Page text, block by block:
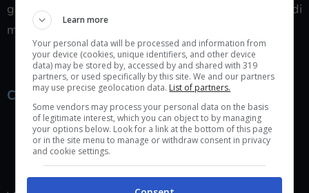
golem e pirati ed è tornata un luogo vivibile pieno di
mazzi diversi.
Conclusione
Learn more
Your personal data will be processed and information from
your device (cookies, unique identifiers, and other device
data) may be stored by, accessed by and shared with 319
partners, or used specifically by this site. We and our partners
may use precise geolocation data. List of partners.
Some vendors may process your personal data on the basis
of legitimate interest, which you can object to by managing
your options below. Look for a link at the bottom of this page
or in the site menu to manage or withdraw consent in privacy
and cookie settings.